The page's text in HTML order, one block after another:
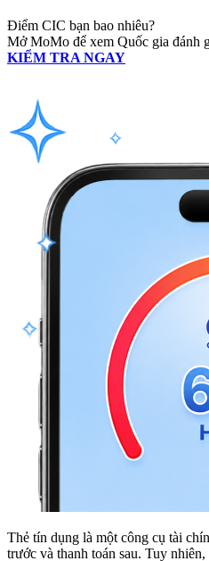
Điểm CIC bạn bao nhiêu?
Mở MoMo để xem Quốc gia đánh
KIỂM TRA NGAY
Thẻ tín dụng là một công cụ tài
trước và thanh toán sau. Tuy